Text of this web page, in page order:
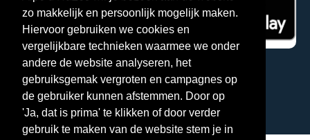
zo makkelijk en persoonlijk mogelijk maken.
Hiervoor gebruiken we cookies en
vergelijkbare technieken waarmee we onder
andere de website analyseren, het
gebruiksgemak vergroten en campagnes op
de gebruiker kunnen afstemmen. Door op
'Ja, dat is prima' te klikken of door verder
gebruik te maken van de website stem je in